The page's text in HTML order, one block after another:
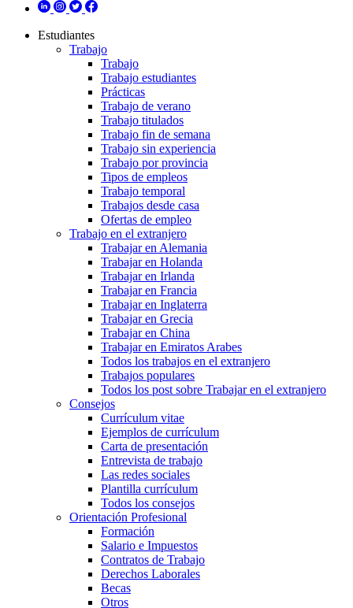
Estudiantes
Trabajo
Trabajo
Trabajo estudiantes
Prácticas
Trabajo de verano
Trabajo titulados
Trabajo fin de semana
Trabajo sin experiencia
Trabajo por provincia
Tipos de empleos
Trabajo temporal
Trabajos desde casa
Ofertas de empleo
Trabajo en el extranjero
Trabajar en Alemania
Trabajar en Holanda
Trabajar en Irlanda
Trabajar en Francia
Trabajar en Inglaterra
Trabajar en Grecia
Trabajar en China
Trabajar en Emiratos Arabes
Todos los trabajos en el extranjero
Trabajos populares
Todos los post sobre Trabajar en el extranjero
Consejos
Currículum vitae
Ejemplos de currículum
Carta de presentación
Entrevista de trabajo
Las redes sociales
Plantilla currículum
Todos los consejos
Orientación Profesional
Formación
Salario e Impuestos
Contratos de Trabajo
Derechos Laborales
Becas
Otros